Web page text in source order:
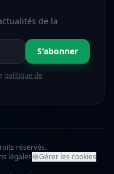
de la
S'abonner
politique de
réservés.
légales
Gérer les cookies